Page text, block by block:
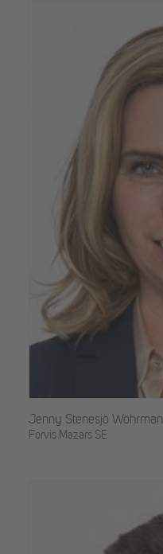
Jenny Stenesjö Wöhrman
Forvis Mazars SE